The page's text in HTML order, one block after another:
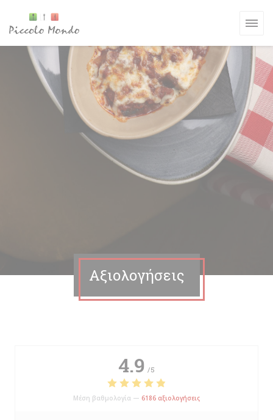
Αξιολογήσεις
4.9 /5
Μέση βαθμολογία — 6186 αξιολογήσεις